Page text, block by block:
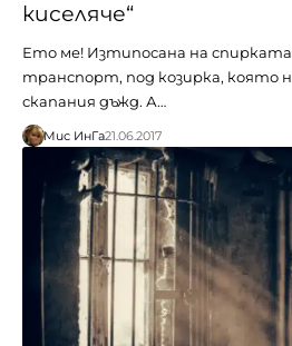
киселяче“
Ето ме! Изтипосана на спирката
транспорт, под козирка, която
скапания дъжд. А…
Мис ИнГа21.06.2017